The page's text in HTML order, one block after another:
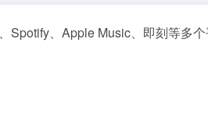
Spotify、Apple Music、即刻等多